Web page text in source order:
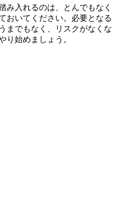
み入れるのは、とんでもなく
おいてください。必要となる
までもなく、リスクがなくな
り始めましょう。